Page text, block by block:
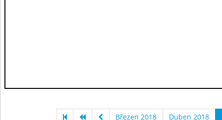
Březen 2018 Duben 2018